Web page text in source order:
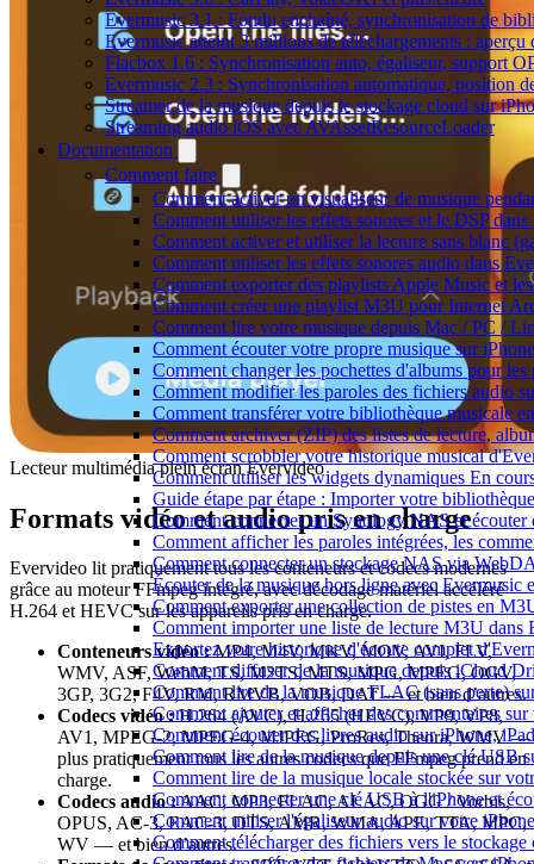
Evermusic 3.1 : Fondu enchaîné, synchronisation de
Evermusic atteint 3 millions de téléchargements : aperçu
Flacbox 1.6 : Synchronisation auto, égaliseur, support
Evermusic 2.3 : Synchronisation automatique, position
Streamer de la musique depuis le stockage cloud sur
Streaming audio iOS avec AVAssetResourceLoader
Documentation
Comment faire
Comment activer un visualiseur de musique
Comment utiliser les effets sonores et le DSP
Comment activer et utiliser la lecture sans blanc
Comment utiliser les effets sonores audio dans
Comment exporter des playlists Apple Music et
Comment créer une playlist M3U pour Internet
Comment lire votre musique depuis Mac / PC /
Comment écouter votre propre musique sur
Comment changer les pochettes d'albums pour
Comment modifier les paroles des fichiers audio
Comment transférer votre bibliothèque musicale
Comment archiver (ZIP) des listes de lecture,
Comment scrobbler votre historique musical
Comment utiliser les widgets dynamiques En
Guide étape par étape : Importer votre
Comment connecter un Synology NAS et
Comment afficher les paroles intégrées, les
Comment connecter un stockage NAS via
Écouter de la musique hors ligne avec
Comment exporter une collection de pistes en
Comment importer une liste de lecture M3U dans
Exportez votre historique d'écoute complet
Comment diffuser de la musique depuis iCloud
Comment lire de la musique FLAC (sans perte)
Comment ajouter et afficher des commentaires
Comment écouter des livres audio sur iPhone,
Comment lire de la musique depuis une clé USB
Comment lire de la musique locale stockée sur
Comment connecter une clé USB à l'iPhone et
Comment utiliser l'égaliseur audio sur votre
Comment télécharger des fichiers vers le
Lecteur multimédia plein écran Evervideo
Formats vidéo et audio pris en charge
Evervideo lit pratiquement tous les conteneurs et codecs modernes
grâce au moteur FFmpeg intégré, avec décodage matériel accéléré
H.264 et HEVC sur les appareils pris en charge.
Conteneurs vidéo :MP4, M4V, MKV, MOV, AVI, FLV,
WMV, ASF, WebM, TS, M2TS, MTS, MPG, MPEG, OGV,
3GP, 3G2, F4V, RM, RMVB, VOB, DAT — et bien d’autres.
Codecs vidéo :H.264 (AVC), H.265 (HEVC), VP9, VP8,
AV1, MPEG-2, MPEG-4, MJPEG, ProRes, Theora, WMV —
plus pratiquement tous les autres codecs que FFmpeg prend en
charge.
Codecs audio :AAC, MP3, FLAC, ALAC, OGG / Vorbis,
OPUS, AC-3, EAC-3, DTS, AMR, WMA, APE, TTA, MPC,
WV — et bien d’autres.